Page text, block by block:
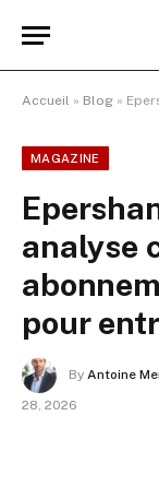
Accueil » Blog »
MAGAZINE
analyse
pour
By Antoine
28, 2026